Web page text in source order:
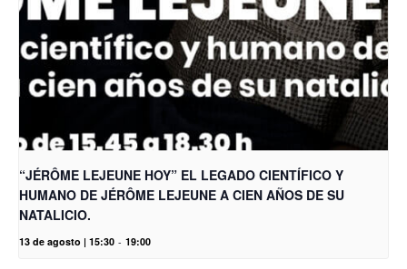
“JÉRÔME LEJEUNE HOY” EL LEGADO CIENTÍFICO Y
HUMANO DE JÉRÔME LEJEUNE A CIEN AÑOS DE SU
NATALICIO.
13 de agosto | 15:30 - 19:00